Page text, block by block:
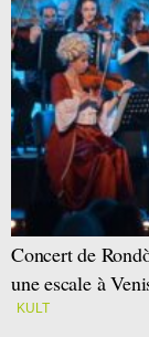
Concert de
une escale à
KULT